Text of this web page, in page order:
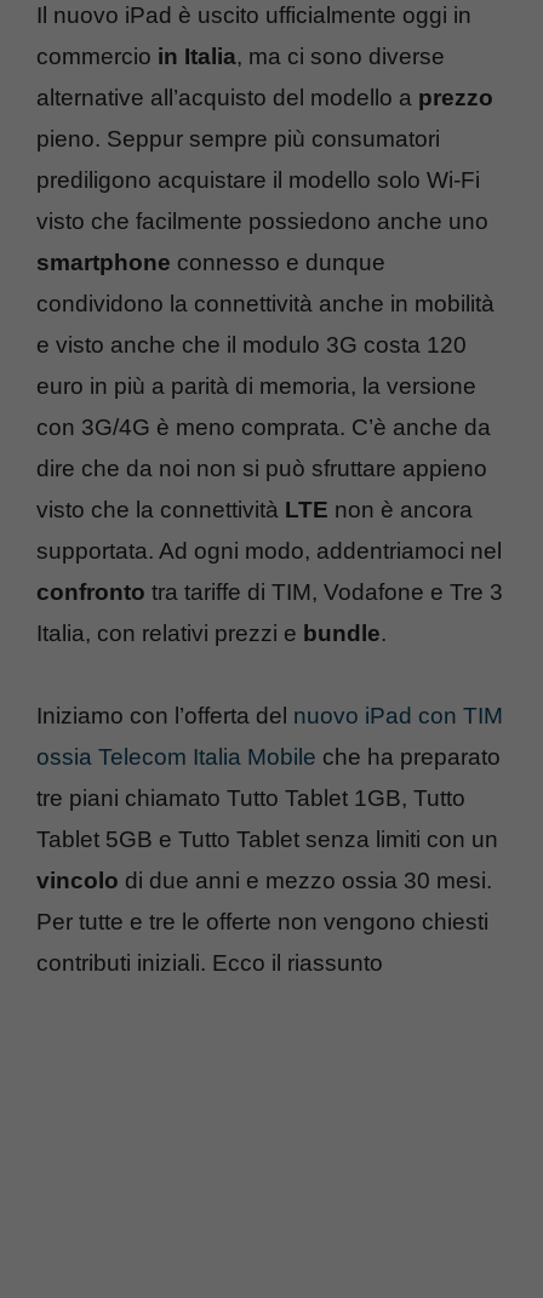
Il nuovo iPad è uscito ufficialmente oggi in
commercio in Italia, ma ci sono diverse
alternative all’acquisto del modello a prezzo
pieno. Seppur sempre più consumatori
prediligono acquistare il modello solo Wi-Fi
visto che facilmente possiedono anche uno
smartphone connesso e dunque
condividono la connettività anche in mobilità
e visto anche che il modulo 3G costa 120
euro in più a parità di memoria, la versione
con 3G/4G è meno comprata. C’è anche da
dire che da noi non si può sfruttare appieno
visto che la connettività LTE non è ancora
supportata. Ad ogni modo, addentriamoci nel
confronto tra tariffe di TIM, Vodafone e Tre 3
Italia, con relativi prezzi e bundle.
Iniziamo con l’offerta del nuovo iPad con TIM
ossia Telecom Italia Mobile che ha preparato
tre piani chiamato Tutto Tablet 1GB, Tutto
Tablet 5GB e Tutto Tablet senza limiti con un
vincolo di due anni e mezzo ossia 30 mesi.
Per tutte e tre le offerte non vengono chiesti
contributi iniziali. Ecco il riassunto